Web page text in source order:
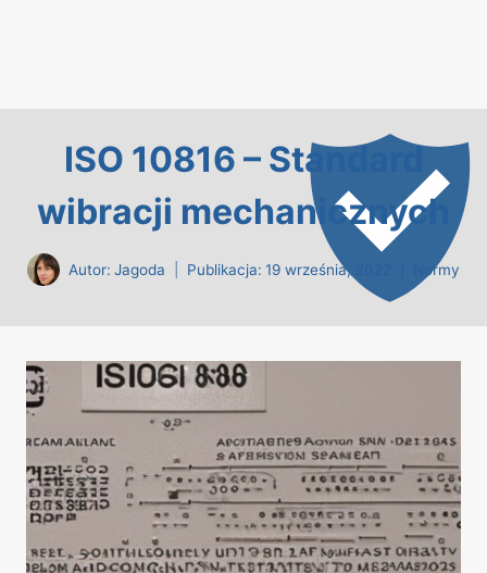
ISO 10816 – Standard
wibracji mechanicznych
Autor: Jagoda Publikacja: 19 września, 2022 Normy